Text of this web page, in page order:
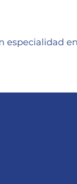
especialidad